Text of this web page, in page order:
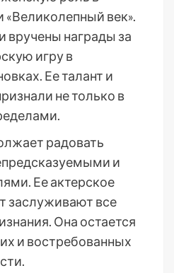
«Великолепный век».
вручены награды за
игру в
Ее талант и
не только в
радовать
и
Ее актерское
заслуживают все
Она остается
и востребованных